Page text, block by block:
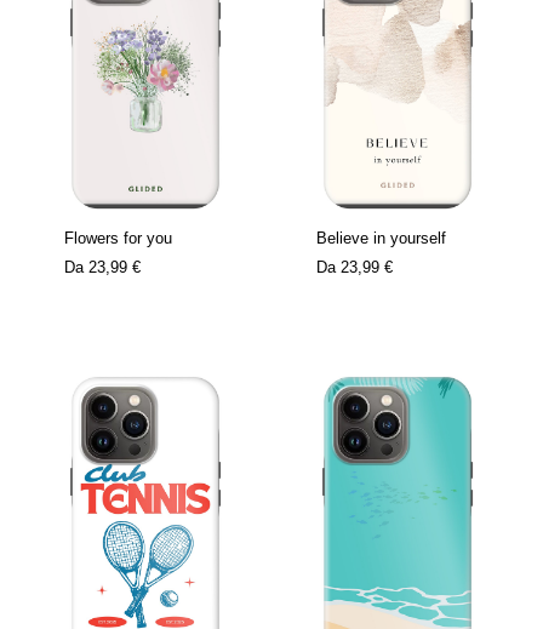
Flowers for you
Da 23,99 €
Believe in yourself
Da 23,99 €